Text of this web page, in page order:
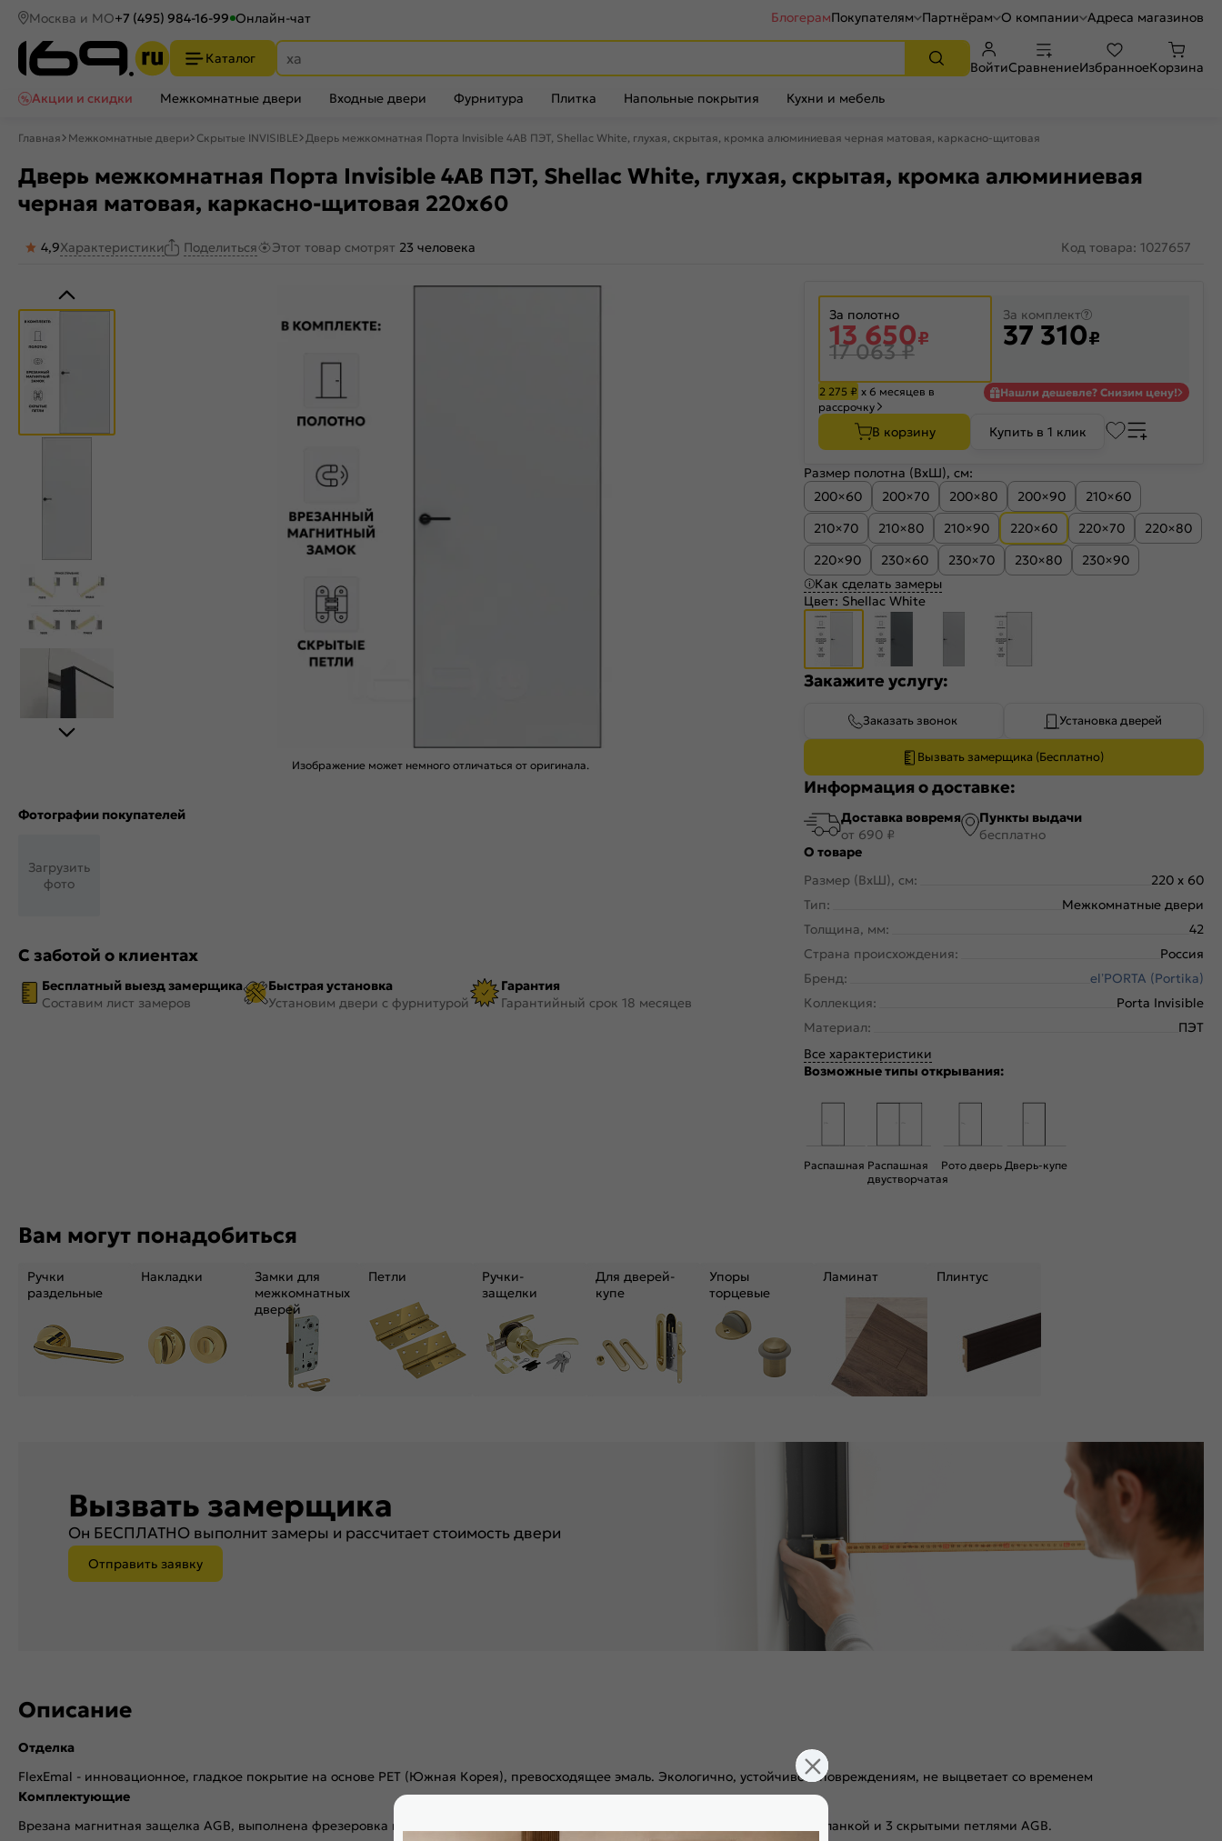
Москва и МО+7 (495) 984-16-99 Онлайн-чат БлогерамПокупателям Партнёрам О компании Адреса магазинов
Каталог
ВойтиСравнениеИзбранноеКорзина
Акции и скидки
Межкомнатные двери Входные двери Фурнитура Плитка Напольные покрытия Кухни и мебель
Главная Межкомнатные двери Скрытые INVISIBLE Дверь межкомнатная Порта Invisible 4AB ПЭТ, Shellac White, глухая, скрытая, кромка алюминиевая черная матовая, каркасно-щитовая
Дверь межкомнатная Порта Invisible 4AB ПЭТ, Shellac White, глухая, скрытая, кромка алюминиевая
черная матовая, каркасно-щитовая 220x60
4,9Характеристики Поделиться Этот товар смотрят 23 человека Код товара: 1027657
Изображение может немного отличаться от оригинала.
Фотографии покупателей
Загрузить
фото
С заботой о клиентах
Бесплатный выезд замерщика
Составим лист замеров
Быстрая установка
Установим двери с фурнитурой
Гарантия
Гарантийный срок 18 месяцев
За полотно
13 650₽
17 063₽
За комплект
37 310₽
2 275 ₽ х 6 месяцев в
рассрочку
Нашли дешевле? Снизим цену!
В корзину Купить в 1 клик
Размер полотна (ВхШ), см:
200×60
200×70 200×80 200×90
210×60
210×70
210×80 210×90 220×60 220×70
220×80
220×90
230×60 230×70 230×80
230×90
Как сделать замеры
Цвет: Shellac White
Закажите услугу:
Заказать звонок Установка дверей
Вызвать замерщика (Бесплатно)
Информация о доставке:
Доставка вовремя
от 690 ₽
Пункты выдачи
бесплатно
О товаре
Размер (ВхШ), см:
220 x 60
Тип:
Межкомнатные двери
Толщина, мм:
42
Страна происхождения:
Россия
Бренд:
el’PORTA (Portika)
Коллекция:
Porta Invisible
Материал:
ПЭТ
Все характеристики
Возможные типы открывания:
Распашная Распашная
двустворчатая
Рото дверь Дверь-купе
Вам могут понадобиться
Ручки
раздельные
Накладки
Замки для
межкомнатных
дверей
Петли
Ручки-
защелки
Для дверей-
купе
Упоры
торцевые
Ламинат Плинтус
Вызвать замерщика
Он БЕСПЛАТНО выполнит замеры и рассчитает стоимость двери
Отправить заявку
Описание
Отделка
FlexEmal - инновационное, гладкое покрытие на основе PET (Южная Корея), превосходящее эмаль. Экологично, устойчиво к повреждениям, не выцветает со временем
Комплектующие
Врезана магнитная защелка AGB, выполнена фрезеровка под 3 скрытые петли. Дверная коробка укомплектована ответной планкой и 3 скрытыми петлями AGB.